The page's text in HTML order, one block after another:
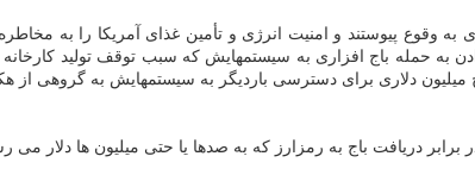
وقوع پیوستند و امنیت انرژی و تأمین غذای آمریکا را به
دلار برای آخر دادن به حمله باج افزاری به سیستمهایش که سبب
میلیون دلاری برای دسترسی باردیگر به سیستمهایش به
برابر دریافت باج به رمزارز که به صدها یا حتی میلیون ها دلار می